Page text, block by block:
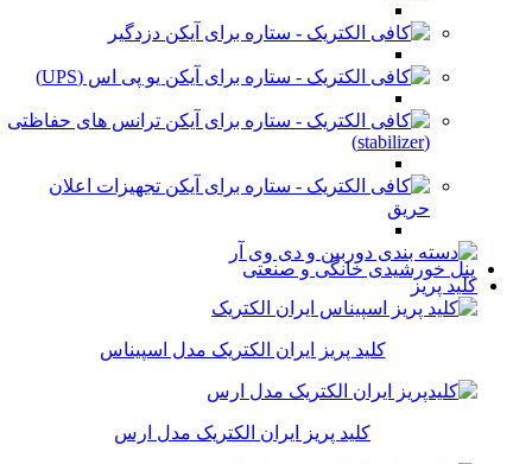
دزدگیر
یو پی اس (UPS)
ترانس های حفاظتی
(stabilizer)
تجهیزات اعلان
حریق
پنل خورشیدی خانگی و صنعتی
کلید پریز
کلید پریز ایران الکتریک مدل اسپیناس
کلید پریز ایران الکتریک مدل ارس